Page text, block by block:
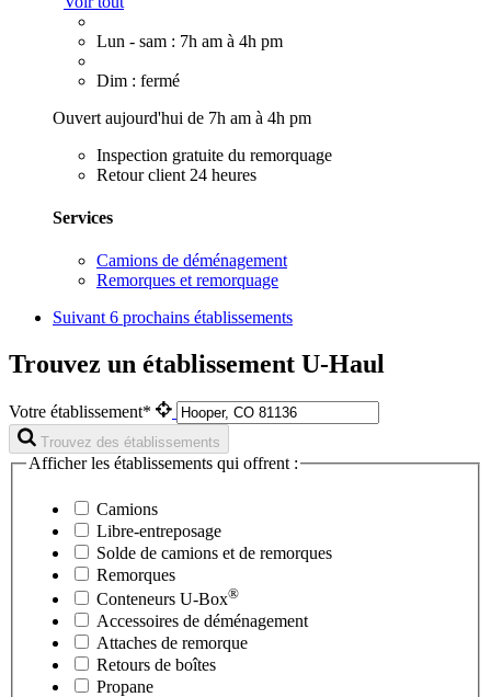
Lun - sam : 7h am à 4h pm
Dim : fermé
Ouvert aujourd'hui de 7h am à 4h pm
Inspection gratuite du remorquage
Retour client 24 heures
Services
Camions de déménagement
Remorques et remorquage
Suivant 6 prochains établissements
Trouvez un établissement U-Haul
Votre établissement*
Trouvez des établissements
Afficher les établissements qui offrent :
Camions
Libre-entreposage
Solde de camions et de remorques
Remorques
Conteneurs U-Box®
Accessoires de déménagement
Attaches de remorque
Retours de boîtes
Propane